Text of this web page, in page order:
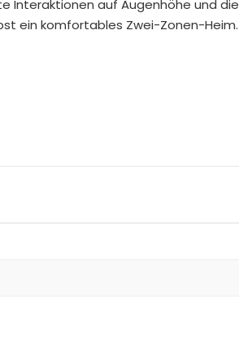
Interaktionen auf Augenhöhe und die
ein komfortables Zwei-Zonen-Heim.